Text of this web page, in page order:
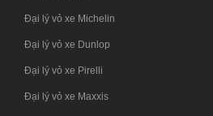
Đại lý vỏ xe Michelin
Đại lý vỏ xe Dunlop
Đại lý vỏ xe Pirelli
Đại lý vỏ xe Maxxis